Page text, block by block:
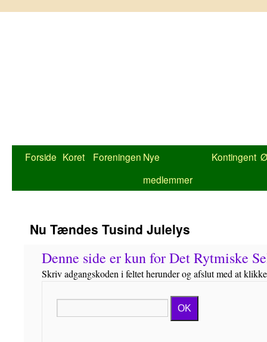
Forside Koret Foreningen Nye
medlemmer
Kontingent
Nu Tændes Tusind Julelys
Denne side er kun for Det Rytmiske
Skriv adgangskoden i feltet herunder og afslut med at
OK